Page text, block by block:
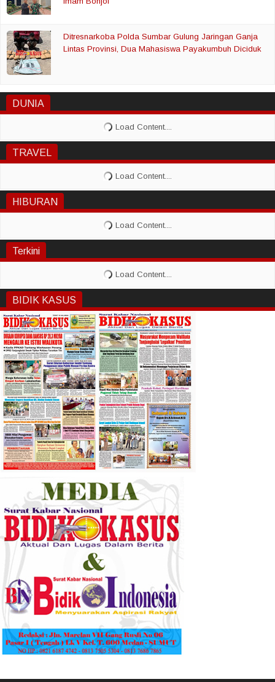
Ditresnarkoba Polda Sumbar Gulung Jaringan Ganja
Lintas Provinsi, Dua Mahasiswa Payakumbuh Diciduk
DUNIA
TRAVEL
HIBURAN
Terkini
BIDIK KASUS